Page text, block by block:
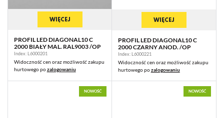
WIĘCEJ
PROFIL LED DIAGONAL10 C
2000 BIAŁY MAL. RAL9003 /OP
Index: L6000201
Widoczność cen oraz możliwość zakupu
hurtowego pozalogowaniu
WIĘCEJ
PROFIL LED DIAGONAL10 C
2000 CZARNY ANOD. /OP
Index: L6000221
Widoczność cen oraz możliwość zakupu
hurtowego pozalogowaniu
NOWOŚĆ NOWOŚĆ